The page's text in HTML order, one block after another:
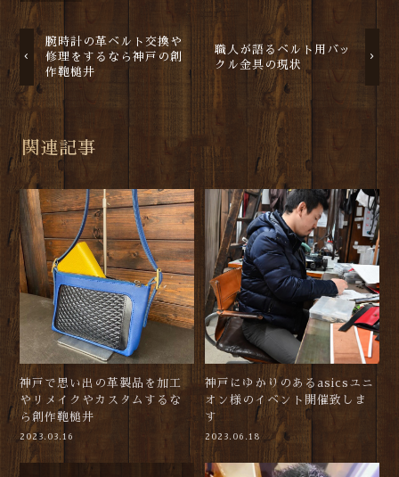
腕時計の革ベルト交換や
修理をするなら神戸の創
作鞄槌井
職人が語るベルト用バッ
クル金具の現状
関連記事
神戸で思い出の革製品を加工
やリメイクやカスタムするな
ら創作鞄槌井
2023.03.16
神戸にゆかりのあるasicsユニ
オン様のイベント開催致しま
す
2023.06.18